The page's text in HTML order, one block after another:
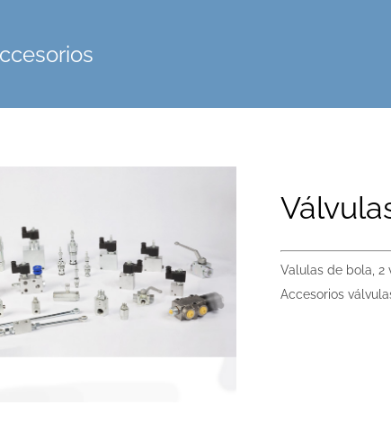
Valulas de bola, 2
Accesorios